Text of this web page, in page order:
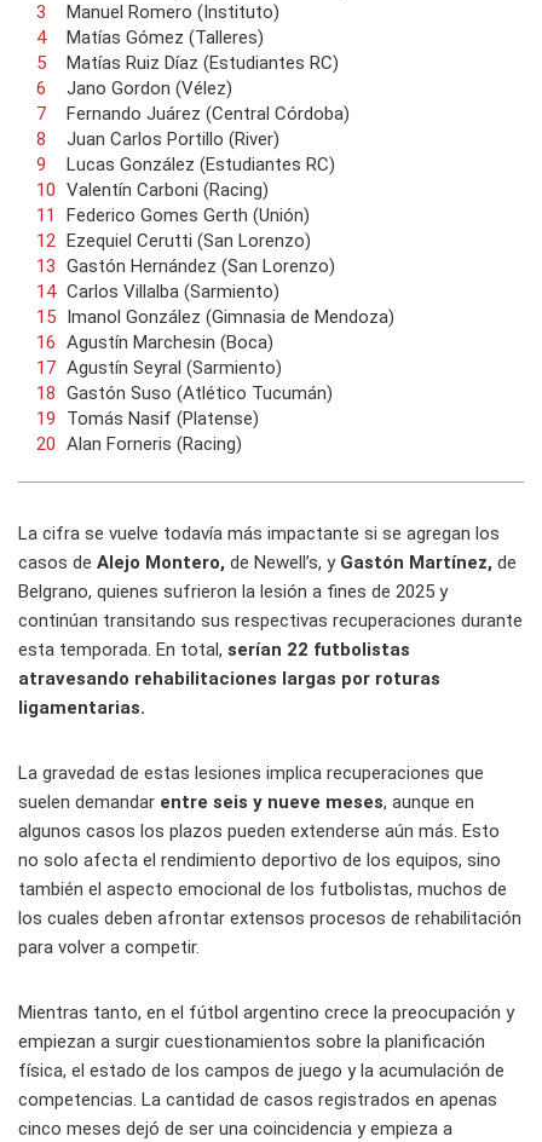
Manuel Romero (Instituto)
Matías Gómez (Talleres)
Matías Ruiz Díaz (Estudiantes RC)
Jano Gordon (Vélez)
Fernando Juárez (Central Córdoba)
Juan Carlos Portillo (River)
Lucas González (Estudiantes RC)
Valentín Carboni (Racing)
Federico Gomes Gerth (Unión)
Ezequiel Cerutti (San Lorenzo)
Gastón Hernández (San Lorenzo)
Carlos Villalba (Sarmiento)
Imanol González (Gimnasia de Mendoza)
Agustín Marchesin (Boca)
Agustín Seyral (Sarmiento)
Gastón Suso (Atlético Tucumán)
Tomás Nasif (Platense)
Alan Forneris (Racing)
La cifra se vuelve todavía más impactante si se agregan los
casos de Alejo Montero, de Newell’s, y Gastón Martínez, de
Belgrano, quienes sufrieron la lesión a fines de 2025 y
continúan transitando sus respectivas recuperaciones durante
esta temporada. En total, serían 22 futbolistas
atravesando rehabilitaciones largas por roturas
ligamentarias.
La gravedad de estas lesiones implica recuperaciones que
suelen demandar entre seis y nueve meses, aunque en
algunos casos los plazos pueden extenderse aún más. Esto
no solo afecta el rendimiento deportivo de los equipos, sino
también el aspecto emocional de los futbolistas, muchos de
los cuales deben afrontar extensos procesos de rehabilitación
para volver a competir.
Mientras tanto, en el fútbol argentino crece la preocupación y
empiezan a surgir cuestionamientos sobre la planificación
física, el estado de los campos de juego y la acumulación de
competencias. La cantidad de casos registrados en apenas
cinco meses dejó de ser una coincidencia y empieza a